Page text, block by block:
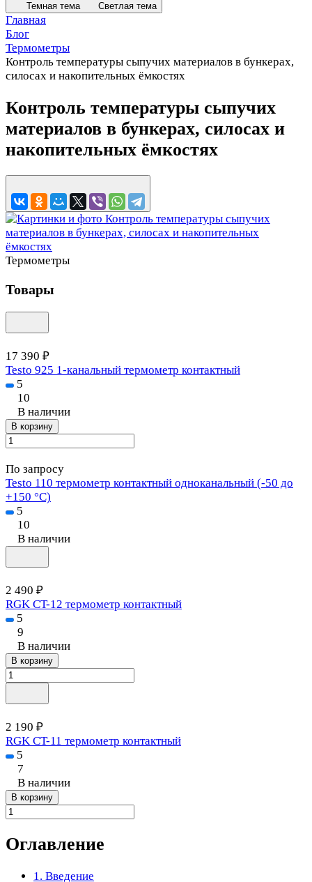
Темная тема Светлая тема
Главная
Блог
Термометры
Контроль температуры сыпучих материалов в бункерах,
силосах и накопительных ёмкостях
Контроль температуры сыпучих
материалов в бункерах, силосах и
накопительных ёмкостях
Термометры
Товары
17 390 ₽
Testo 925 1-канальный термометр контактный
5
10
В наличии
В корзину
По запросу
Testo 110 термометр контактный одноканальный (-50 до
+150 °C)
5
10
В наличии
2 490 ₽
RGK CT-12 термометр контактный
5
9
В наличии
В корзину
2 190 ₽
RGK CT-11 термометр контактный
5
7
В наличии
В корзину
Оглавление
1. Введение